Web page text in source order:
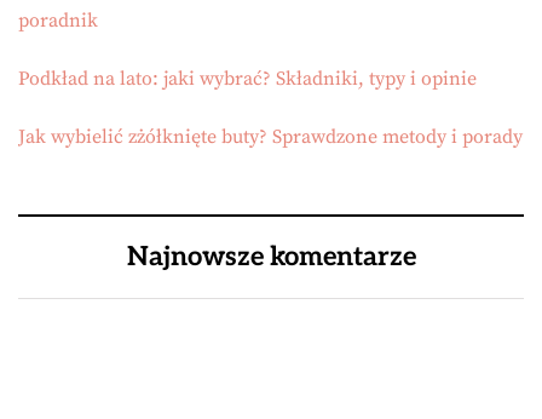
poradnik
Podkład na lato: jaki wybrać? Składniki, typy i opinie
Jak wybielić zżółknięte buty? Sprawdzone metody i porady
Najnowsze komentarze